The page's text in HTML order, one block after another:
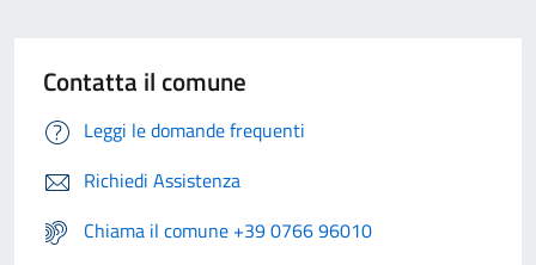
Contatta il comune
Leggi le domande frequenti
Richiedi Assistenza
Chiama il comune +39 0766 96010